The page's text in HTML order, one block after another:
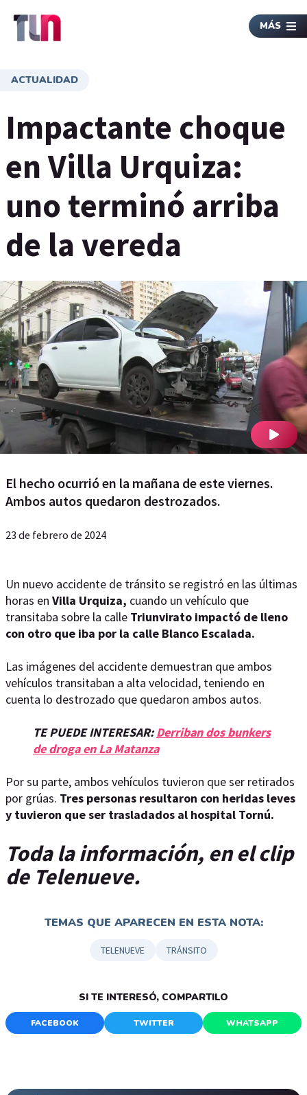
MÁS
ACTUALIDAD
Impactante choque
en Villa Urquiza:
uno terminó arriba
de la vereda
El hecho ocurrió en la mañana de este viernes.
Ambos autos quedaron destrozados.
23 de febrero de 2024
Un nuevo accidente de tránsito se registró en las últimas
horas en Villa Urquiza, cuando un vehículo que
transitaba sobre la calle Triunvirato impactó de lleno
con otro que iba por la calle Blanco Escalada.
Las imágenes del accidente demuestran que ambos
vehículos transitaban a alta velocidad, teniendo en
cuenta lo destrozado que quedaron ambos autos.
TE PUEDE INTERESAR:Derriban dos bunkers
de droga en La Matanza
Por su parte, ambos vehículos tuvieron que ser retirados
por grúas. Tres personas resultaron con heridas leves
y tuvieron que ser trasladados al hospital Tornú.
Toda la información, en el clip
de Telenueve.
TEMAS QUE APARECEN EN ESTA NOTA:
TELENUEVE TRÁNSITO
SI TE INTERESÓ, COMPARTILO
FACEBOOK TWITTER WHATSAPP